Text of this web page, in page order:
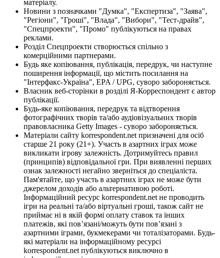
матеріалу.
Новини з позначками "Думка", "Експертиза", "Заява",
"Регіони", "Гроші", "Влада", "Вибори", "Тест-драйв",
"Спецпроекти", "Промо" публікуються на правах
реклами.
Розділ Спецпроекти створюється спільно з
комерційними партнерами.
Будь яке копіювання, публікація, передрук, чи наступне
поширення інформації, що містить посилання на
"Інтерфакс-Україна", EPA / UPG, суворо забороняється.
Власник веб-сторінки в розділі Я-Корреспондент є автор
публікації.
Будь-яке копіювання, передрук та відтворення
фотографічних творів та/або аудіовізуальних творів
правовласника Getty Images - суворо забороняється.
Матеріали сайту korrespondent.net призначені для осіб
старше 21 року (21+). Участь в азартних іграх може
викликати ігрову залежність. Дотримуйтесь правил
(принципів) відповідальної гри. При виявленні перших
ознак залежності негайно зверніться до спеціаліста.
Пам'ятайте, що участь в азартних іграх не може бути
джерелом доходів або альтернативою роботі.
Інформаційний ресурс korrespondent.net не проводить
ігри на реальні та/або віртуальні гроші, також сайт не
приймає ні в якій формі оплату ставок та інших
платежів, які пов’язані/можуть бути пов’язані з
азартними іграми, букмекерами чи тоталізаторами. Будь-
які матеріали на інформаційному ресурсі
korrespondent.net публікуються виключно в